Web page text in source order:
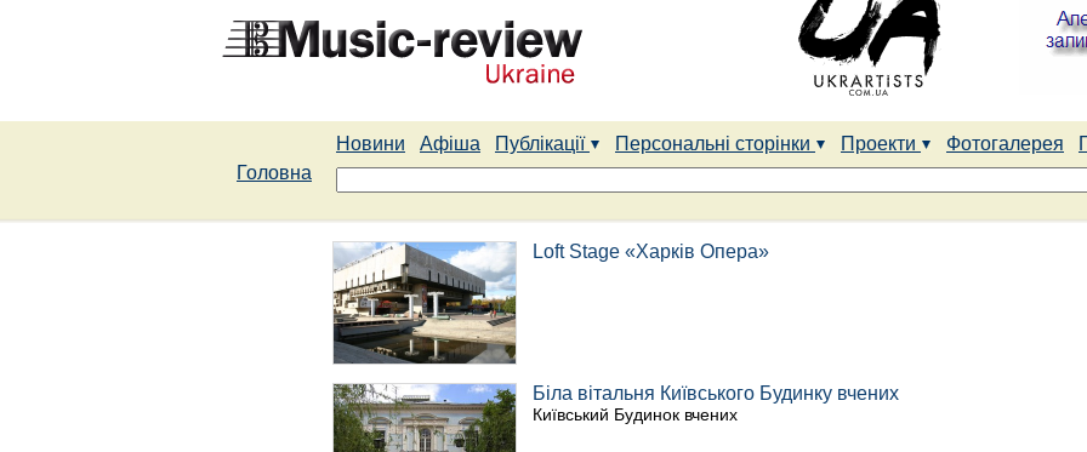
Новини Афіша Публікації Персональні сторінки Проекти Фотогалерея
Головна
Loft Stage «Харків Опера»
Біла вітальня Київського Будинку вчених
Київський Будинок вчених